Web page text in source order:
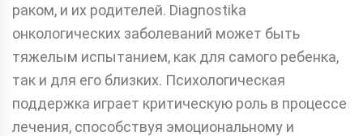
раком, и их родителей. Diagnostika
онкологических заболеваний может быть
тяжелым испытанием, как для самого ребенка,
так и для его близких. Психологическая
поддержка играет критическую роль в процессе
лечения, способствуя эмоциональному и